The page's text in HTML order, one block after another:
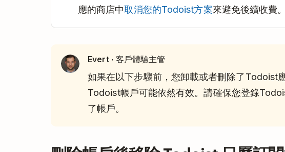
應的商店中取消您的Todoist方案來避免後續收費。
Evert· 客戶體驗主管
如果在以下步驟前，您卸載或者刪除了Todoist
Todoist帳戶可能依然有效。請確保您登錄
了帳戶。